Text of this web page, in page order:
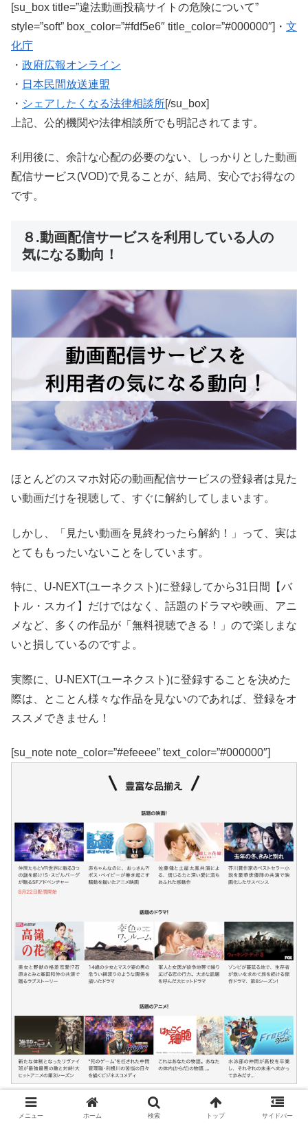
[su_box title=”違法動画投稿サイトの危険について”
style=”soft” box_color=”#fdf5e6″ title_color=”#000000″]・ 文
化庁
・ 政府広報オンライン
・ 日本民間放送連盟
・ シェアしたくなる法律相談所[/su_box]
上記、公的機関や法律相談所でも明記されてます。
利用後に、余計な心配の必要のない、しっかりとした動画
配信サービス(VOD)で見ることが、結局、安心でお得なの
です。
８.動画配信サービスを利用している人の
気になる動向！
ほとんどのスマホ対応の動画配信サービスの登録者は見た
い動画だけを視聴して、すぐに解約してしまいます。
しかし、「見たい動画を見終わったら解約！」って、実は
とてももったいないことをしています。
特に、U-NEXT(ユーネクスト)に登録してから31日間【バ
トル・スカイ】だけではなく、話題のドラマや映画、アニ
メなど、多くの作品が「無料視聴できる！」ので楽しまな
いと損しているのですよ。
実際に、U-NEXT(ユーネクスト)に登録することを決めた
際は、とことん様々な作品を見ないのであれば、登録をオ
ススメできません！
[su_note note_color=”#efeeee” text_color=”#000000″]
【参照： U-NEXTの公式サイト 】[/su_note]
メニュー ホーム 検索 トップ サイドバー